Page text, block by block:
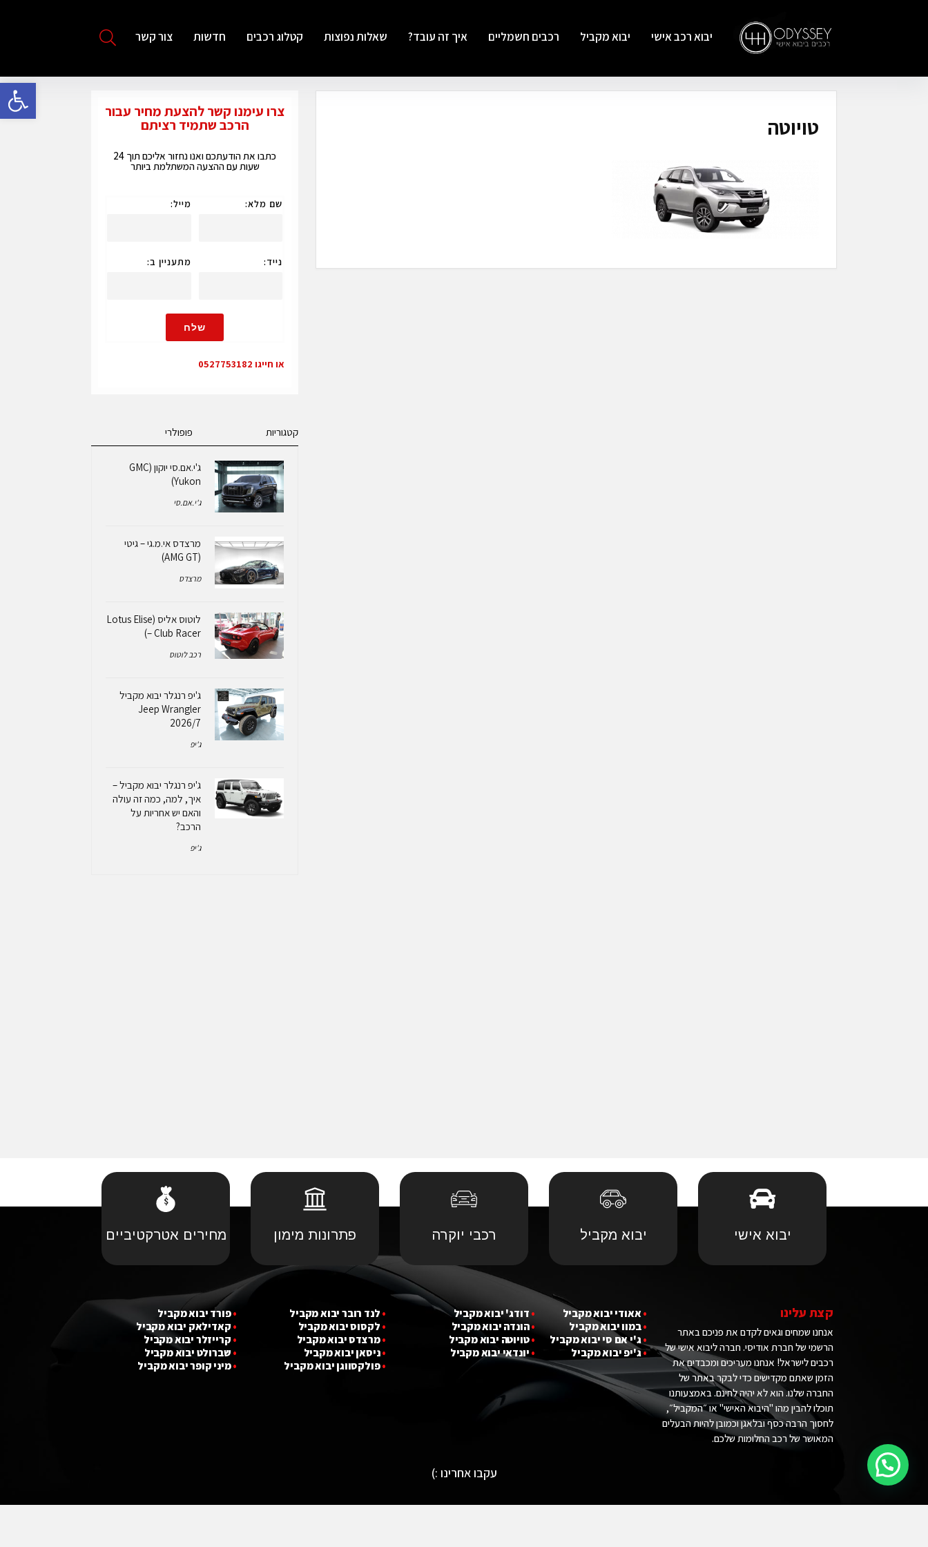
פתח
יבוא רכב אישי יבוא מקביל רכבים חשמליים איך זה עובד? שאלות נפוצות קטלוג רכבים חדשות צור קשר
טויוטה
צרו עימנו קשר להצעת מחיר עבור
הרכב שתמיד רציתם
כתבו את הודעתכם ואנו נחזור אליכם תוך 24
שעות עם ההצעה המשתלמת ביותר
שם מלא: מייל:
נייד: מתעניין ב:
שלח
או חייגו 0527753182
פופולרי קטגוריות
ג'י.אם.סי יוקון (GMC
Yukon)
ג'י.אם.סי
מרצדס אי.מ.גי – גיטי
(AMG GT)
מרצדס
לוטוס אליס (Lotus Elise
– Club Racer)
רכב לוטוס
ג'יפ רנגלר יבוא מקביל
Jeep Wrangler
2026/7
ג'יפ
ג'יפ רנגלר יבוא מקביל –
איך, למה, כמה זה עולה
והאם יש אחריות על
הרכב?
ג'יפ
יבוא אישי יבוא מקביל רכבי יוקרה פתרונות מימון מחירים אטרקטיביים
קצת עלינו
אנחנו שמחים וגאים לקדם את פניכם באתר
הרשמי של חברת אודיסי. חברה ליבוא אישי של
רכבים לישראל! אנחנו מעריכים ומכבדים את
הזמן שאתם מקדישים כדי לבקר באתר של
החברה שלנו. הוא לא יהיה לחינם. באמצעותנו
תוכלו להבין מהו "היבוא האישי" או ״המקביל״,
לחסוך הרבה כסף ובלאגן וכמובן להיות הבעלים
המאושר של רכב החלומות שלכם.
• אאודי יבוא מקביל
•במוו יבוא מקביל
• ג'י אם סי יבוא מקביל
•ג'יפ יבוא מקביל
• דודג' יבוא מקביל
•הונדה יבוא מקביל
•טויוטה יבוא מקביל
• יונדאי יבוא מקביל
• לנד רובר יבוא מקביל
• לקסוס יבוא מקביל
•מרצדס יבוא מקביל
•ניסאן יבוא מקביל
•פולקסווגן יבוא מקביל
•פורד יבוא מקביל
• קאדילאק יבוא מקביל
• קרייזלר יבוא מקביל
• שברולט יבוא מקביל
•מיני קופר יבוא מקביל
עקבו אחרינו :)